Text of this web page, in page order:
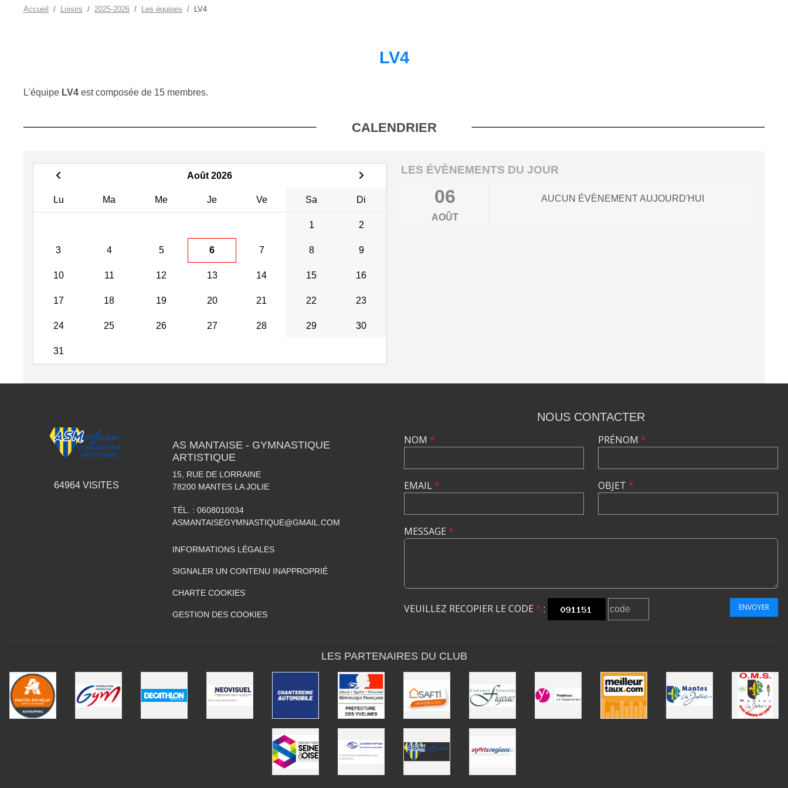
Accueil Loisirs 2025-2026 Les équipes LV4
LV4
L'équipe LV4 est composée de 15 membres.
CALENDRIER
Août 2026
Lu Ma Me Je Ve Sa Di
1 2
3 4 5 6 7 8 9
10 11 12 13 14 15 16
17 18 19 20 21 22 23
24 25 26 27 28 29 30
31
LES ÉVÈNEMENTS DU JOUR
06
AOÛT
AUCUN ÉVÈNEMENT AUJOURD'HUI
64964VISITES
AS MANTAISE - GYMNASTIQUE
ARTISTIQUE
15, RUE DE LORRAINE
78200 MANTES LA JOLIE
TÉL. : 0608010034
ASMANTAISEGYMNASTIQUE@GMAIL.COM
INFORMATIONS LÉGALES
SIGNALER UN CONTENU INAPPROPRIÉ
CHARTE COOKIES
GESTION DES COOKIES
NOUS CONTACTER
NOM *
EMAIL*
PRÉNOM *
OBJET *
MESSAGE *
VEUILLEZ RECOPIER LE CODE * : ENVOYER
LES PARTENAIRES DU CLUB